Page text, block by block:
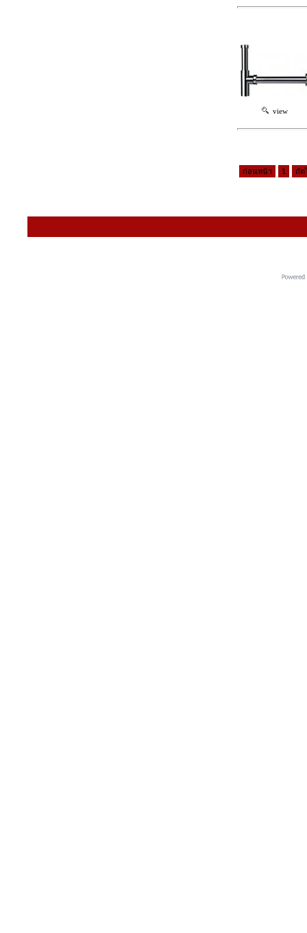
view
ก่อนหน้า 1 ถัด